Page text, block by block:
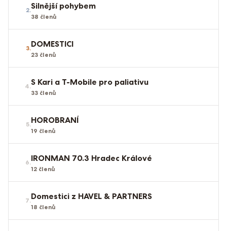
2.Silnější pohybem
38 členů
3.DOMESTICI
23 členů
4.S Kari a T-Mobile pro paliativu
33 členů
5.HOROBRANÍ
19 členů
6.IRONMAN 70.3 Hradec Králové
12 členů
7.Domestici z HAVEL & PARTNERS
18 členů